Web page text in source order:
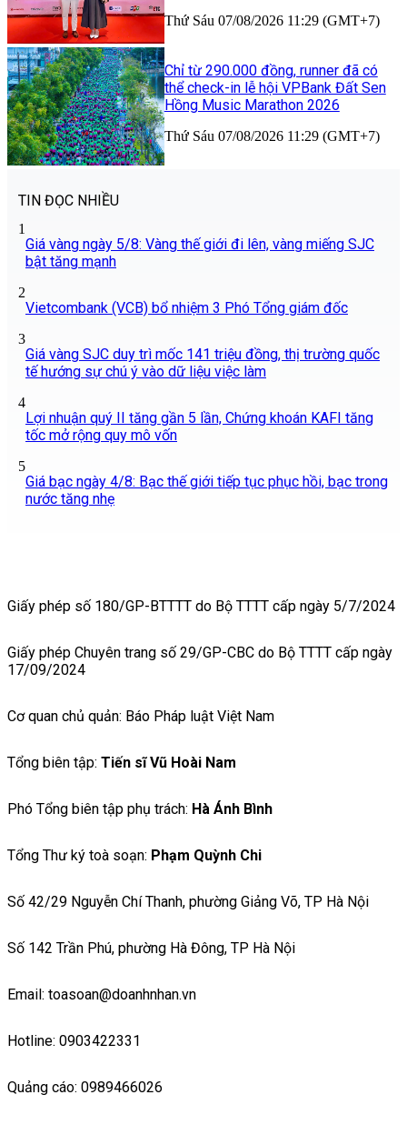
Thứ Sáu 07/08/2026 11:29 (GMT+7)
Chỉ từ 290.000 đồng, runner đã có
thể check-in lễ hội VPBank Đất Sen
Hồng Music Marathon 2026
Thứ Sáu 07/08/2026 11:29 (GMT+7)
TIN ĐỌC NHIỀU
1
Giá vàng ngày 5/8: Vàng thế giới đi lên, vàng miếng SJC
bật tăng mạnh
2
Vietcombank (VCB) bổ nhiệm 3 Phó Tổng giám đốc
3
Giá vàng SJC duy trì mốc 141 triệu đồng, thị trường quốc
tế hướng sự chú ý vào dữ liệu việc làm
4
Lợi nhuận quý II tăng gần 5 lần, Chứng khoán KAFI tăng
tốc mở rộng quy mô vốn
5
Giá bạc ngày 4/8: Bạc thế giới tiếp tục phục hồi, bạc trong
nước tăng nhẹ
Giấy phép số 180/GP-BTTTT do Bộ TTTT cấp ngày 5/7/2024
Giấy phép Chuyên trang số 29/GP-CBC do Bộ TTTT cấp ngày
17/09/2024
Cơ quan chủ quản: Báo Pháp luật Việt Nam
Tổng biên tập: Tiến sĩ Vũ Hoài Nam
Phó Tổng biên tập phụ trách: Hà Ánh Bình
Tổng Thư ký toà soạn: Phạm Quỳnh Chi
Số 42/29 Nguyễn Chí Thanh, phường Giảng Võ, TP Hà Nội
Số 142 Trần Phú, phường Hà Đông, TP Hà Nội
Email: toasoan@doanhnhan.vn
Hotline: 0903422331
Quảng cáo: 0989466026